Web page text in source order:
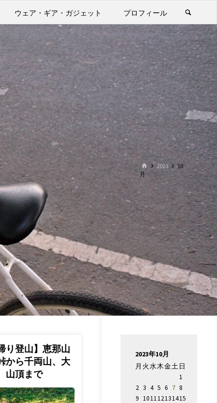
ウェア・ギア・ガジェット プロフィール
ホ
ー
2023
10
月
り登山】恵那山
から千両山、大
山頂まで
2023年10月
月 火水木金土日
1
2 3 4 5 6 7 8
9 101112131415